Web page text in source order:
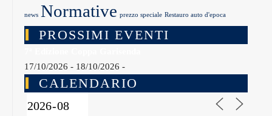
news Normative prezzo speciale Restauro auto d'epoca
PROSSIMI EVENTI
17/10/2026 - 18/10/2026 -
CALENDARIO